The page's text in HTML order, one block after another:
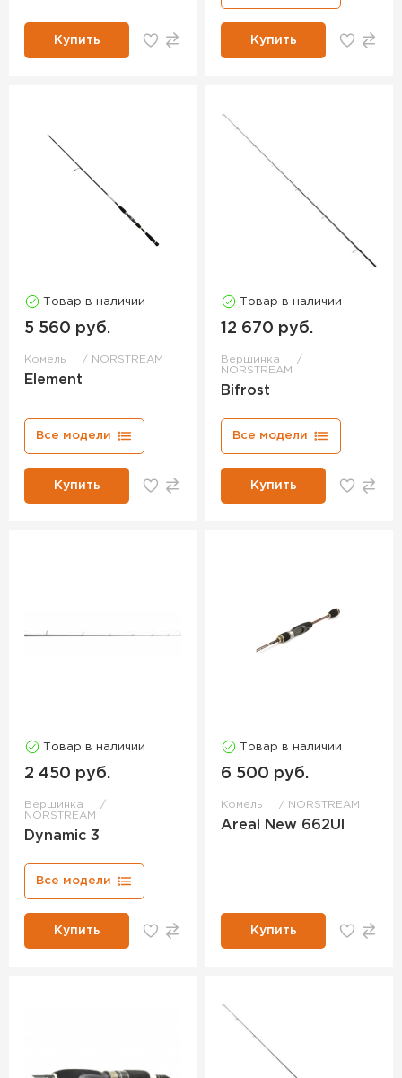
Купить Купить
Товар в наличии
5 560 руб.
Комель NORSTREAM
Element
Все модели
Купить
Товар в наличии
12 670 руб.
Вершинка
NORSTREAM
Bifrost
Все модели
Купить
Товар в наличии
2 450 руб.
Вершинка
NORSTREAM
Dynamic 3
Все модели
Купить
Товар в наличии
6 500 руб.
Комель NORSTREAM
Areal New 662Ul
Купить